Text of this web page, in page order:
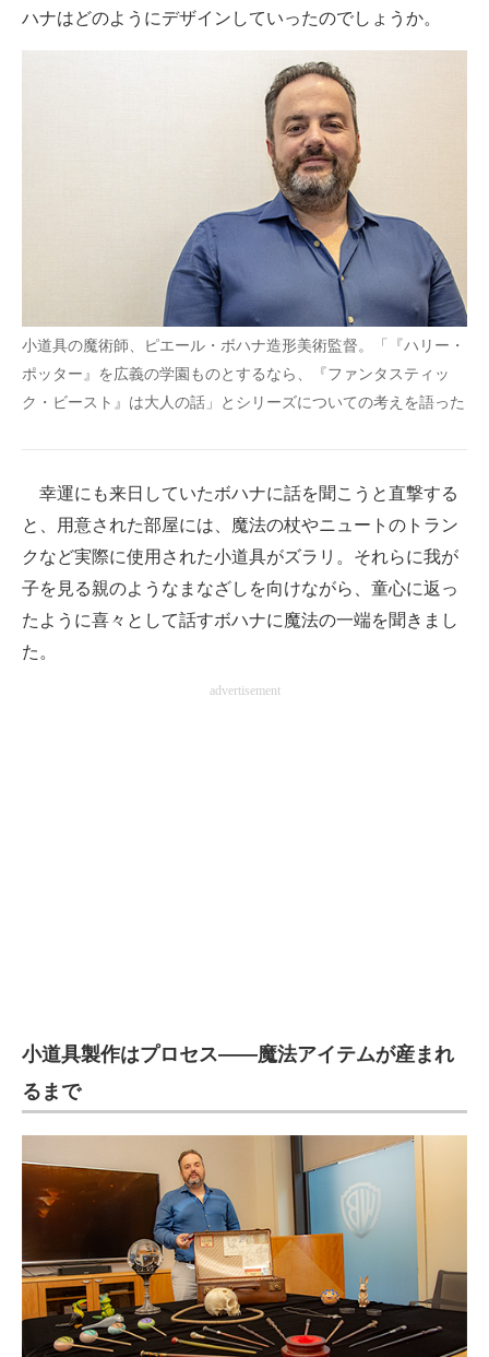
ハナはどのようにデザインしていったのでしょうか。
小道具の魔術師、ピエール・ボハナ造形美術監督。「『ハリー・
ポッター』を広義の学園ものとするなら、『ファンタスティッ
ク・ビースト』は大人の話」とシリーズについての考えを語った
幸運にも来日していたボハナに話を聞こうと直撃する
と、用意された部屋には、魔法の杖やニュートのトラン
クなど実際に使用された小道具がズラリ。それらに我が
子を見る親のようなまなざしを向けながら、童心に返っ
たように喜々として話すボハナに魔法の一端を聞きまし
た。
advertisement
小道具製作はプロセス――魔法アイテムが産まれ
るまで